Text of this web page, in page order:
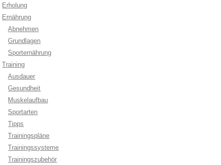
Erholung
Ernährung
Abnehmen
Grundlagen
Sporternährung
Training
Ausdauer
Gesundheit
Muskelaufbau
Sportarten
Tipps
Trainingspläne
Trainingssysteme
Trainingszubehör